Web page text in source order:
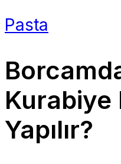
Pasta
Kurabiye
Yapılır?